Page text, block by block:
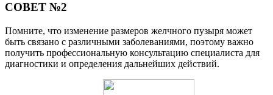
СОВЕТ №2
Помните, что изменение размеров желчного пузыря может
быть связано с различными заболеваниями, поэтому важно
получить профессиональную консультацию специалиста для
диагностики и определения дальнейших действий.